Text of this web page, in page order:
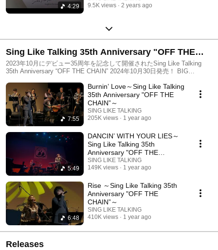
4:29
9.5K views
2 years ago
Sing Like Talking 35th Anniversary "OFF THE
CHAIN”
2023年10月にデビュー35周年を記念して開催されたSing Like Talking
35th Anniversary “OFF THE CHAIN” 2024年10月30日発売！ BIG
サル〜大阪公演〜東京公演...ライブ本番までをカメラが追ったドキュメ
ント映像も収録。（約21分） 【Blu-ray、DVD商品情報】 ご購入リン
ク：https://umj.lnk.to/SLT_35th Sing Like Talking 35th Anniversary "OFF
THE CHAIN” Live at TOKYO DOME CITY HALL 10.01.2023 発売
日：2024年10月30日 形態・価格： BD+2CD ¥12,000（税抜）
¥13,200（税込）（品番：POXE-92111） DVD+2CD ¥11,000（税抜）
¥12,100（税込）（品番：POBE-92127） BD ¥8,000（税抜）
¥8,800（税込）（品番：POXE-12106） DVD ¥7,000（税抜）
¥7,700（税込）（品番：POBE-12119） ※CDには、同一のライブ音源を
収録 ※CD音源・配信あり 【Blu-ray/DVD 商品スペック】 収録時間：
139分30秒 【Blu-ray】仕様：1層/MPEG4-AVC/1920x1080 59.94i 音声：
リニアPCM/2.0ch/ステレオ/日本語/ 24bit/48kHz 【DVD】仕様：片面2
層 音声：リニアPCM/2.0ch/ステレオ/日本語/ 16bit/48kHz
CD【Disc1】 M.01-09 CD【Disc2】 M10-18 収録曲 【Blu-ray / DVD共
通】 01.Firecracker 02. My Desire ～冬を越えて～ 03. Dancin' With Your
Lies 04. Steps Of Love 05. 夏の彼方 06. Child In Time 07. Blue Birds 08.
Hard To Find～Together 09. My Eye's On You 10. Hold On 11. Is It
You 12. Maybe 13. 風が吹いた日 14. Skylark 15. Rise 16. Burnin' Love
17. 回想の詩 ENC 18. Spirit Of Love 【Credit】 Sing Like Talking 35th
Anniversary “OFF THE CHAIN” Produced by Sing Like Talking Chikuzen
Sato Chiaki Fujita Tomohiko Nishimura 【Musicians】 Nobuo Eguchi (Dr)
7:55
Burnin’ Love～Sing Like Talking
35th Anniversary "OFF THE
CHAIN”～
SING LIKE TALKING
205K views
1 year ago
5:49
DANCIN’ WITH YOUR LIES～
Sing Like Talking 35th
Anniversary "OFF THE
CHAIN”～
SING LIKE TALKING
149K views
1 year ago
6:48
Rise ～Sing Like Talking 35th
Anniversary "OFF THE
CHAIN”～
SING LIKE TALKING
410K views
1 year ago
Releases